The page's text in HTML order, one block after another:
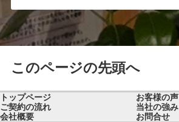
このページの先頭へ
トップページ
お客様の声
ご契約の流れ
当社の強み
会社概要
お問合せ